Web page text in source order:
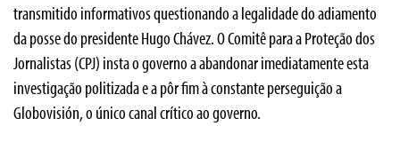
transmitido informativos questionando a legalidade do adiamento
da posse do presidente Hugo Chávez. O Comitê para a Proteção dos
Jornalistas (CPJ) insta o governo a abandonar imediatamente esta
investigação politizada e a pôr fim à constante perseguição a
Globovisión, o único canal crítico ao governo.